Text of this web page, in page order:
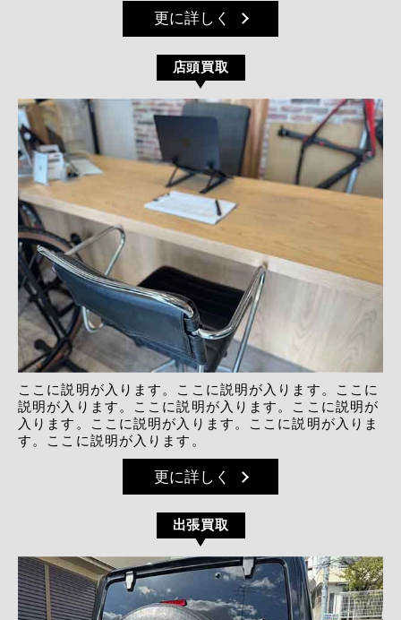
更に詳しく
店頭買取
ここに説明が入ります。ここに説明が入ります。ここに
説明が入ります。ここに説明が入ります。ここに説明が
入ります。ここに説明が入ります。ここに説明が入りま
す。ここに説明が入ります。
更に詳しく
出張買取